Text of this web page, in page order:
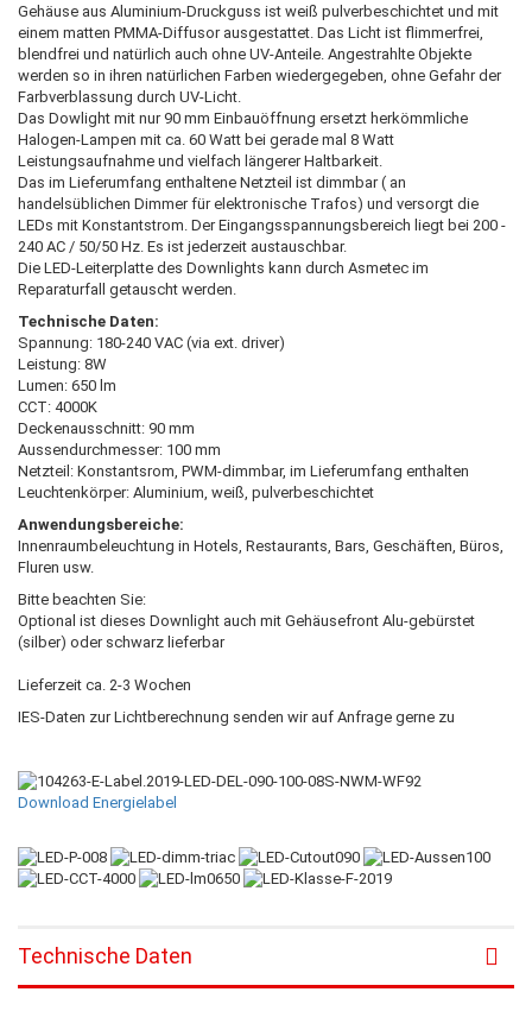
Gehäuse aus Aluminium-Druckguss ist weiß pulverbeschichtet und mit
einem matten PMMA-Diffusor ausgestattet. Das Licht ist flimmerfrei,
blendfrei und natürlich auch ohne UV-Anteile. Angestrahlte Objekte
werden so in ihren natürlichen Farben wiedergegeben, ohne Gefahr der
Farbverblassung durch UV-Licht.
Das Dowlight mit nur 90 mm Einbauöffnung ersetzt herkömmliche
Halogen-Lampen mit ca. 60 Watt bei gerade mal 8 Watt
Leistungsaufnahme und vielfach längerer Haltbarkeit.
Das im Lieferumfang enthaltene Netzteil ist dimmbar ( an
handelsüblichen Dimmer für elektronische Trafos) und versorgt die
LEDs mit Konstantstrom. Der Eingangsspannungsbereich liegt bei 200 -
240 AC / 50/50 Hz. Es ist jederzeit austauschbar.
Die LED-Leiterplatte des Downlights kann durch Asmetec im
Reparaturfall getauscht werden.
Technische Daten:
Spannung: 180-240 VAC (via ext. driver)
Leistung: 8W
Lumen: 650 lm
CCT: 4000K
Deckenausschnitt: 90 mm
Aussendurchmesser: 100 mm
Netzteil: Konstantsrom, PWM-dimmbar, im Lieferumfang enthalten
Leuchtenkörper: Aluminium, weiß, pulverbeschichtet
Anwendungsbereiche:
Innenraumbeleuchtung in Hotels, Restaurants, Bars, Geschäften, Büros,
Fluren usw.
Bitte beachten Sie:
Optional ist dieses Downlight auch mit Gehäusefront Alu-gebürstet
(silber) oder schwarz lieferbar
Lieferzeit ca. 2-3 Wochen
IES-Daten zur Lichtberechnung senden wir auf Anfrage gerne zu
Download Energielabel
Technische Daten